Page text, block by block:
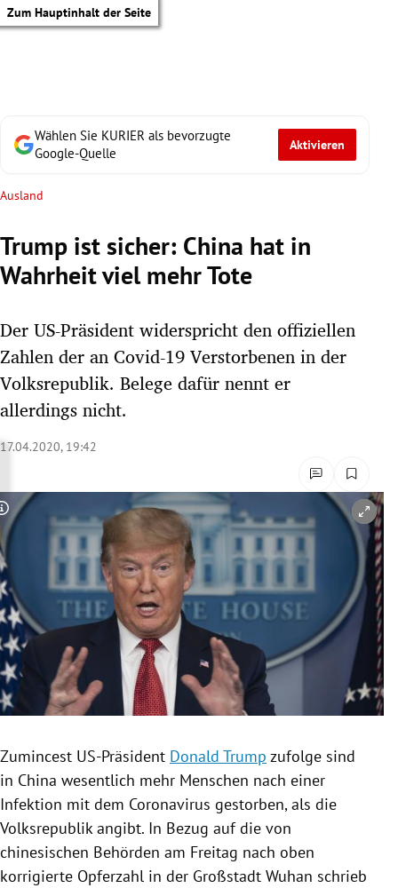
Zum Hauptinhalt der Seite
Untermenü
Untermenü
Untermenü
Untermenü
Untermenü
Untermenü
Untermenü
Untermenü
Untermenü
Untermenü
Wählen Sie KURIER als bevorzugte
Google-Quelle
Aktivieren
Ausland
Trump ist sicher: China hat in
Wahrheit viel mehr Tote
Der US-Präsident widerspricht den offiziellen
Zahlen der an Covid-19 Verstorbenen in der
Volksrepublik. Belege dafür nennt er
allerdings nicht.
17.04.2020, 19:42
Copyright-Hinweis öffnen/schließen
Zumincest US-Präsident Donald Trump zufolge sind
in China wesentlich mehr Menschen nach einer
Infektion mit dem Coronavirus gestorben, als die
Volksrepublikangibt. In Bezug auf die von
chinesischen Behörden am Freitag nach oben
korrigierte Opferzahl in der Großstadt Wuhan schrieb